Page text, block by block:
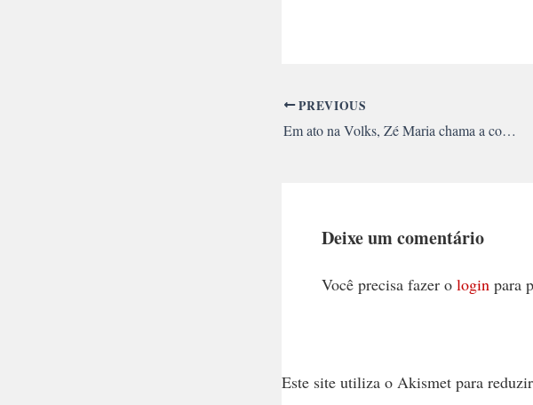
PREVIOUS
Em ato na Volks, Zé Maria chama a construção de uma greve geral contra os ataques do governo
Deixe um comentário
Você precisa fazer o login para
Este site utiliza o Akismet para